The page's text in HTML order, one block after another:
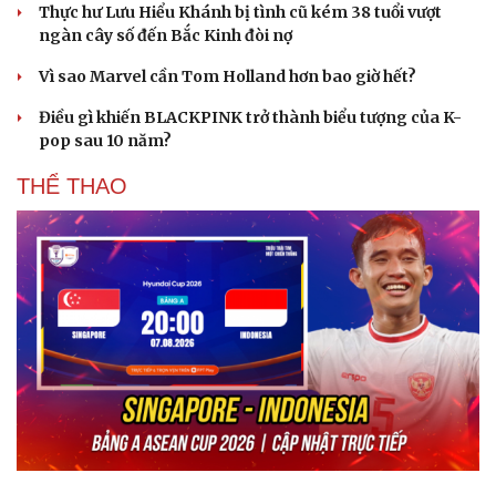
Thực hư Lưu Hiểu Khánh bị tình cũ kém 38 tuổi vượt
ngàn cây số đến Bắc Kinh đòi nợ
Vì sao Marvel cần Tom Holland hơn bao giờ hết?
Điều gì khiến BLACKPINK trở thành biểu tượng của K-
pop sau 10 năm?
THỂ THAO